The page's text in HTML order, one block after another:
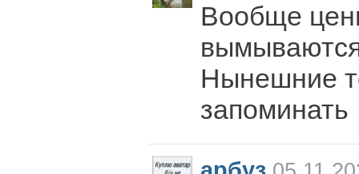
Вообще
Нынешние
запоминать